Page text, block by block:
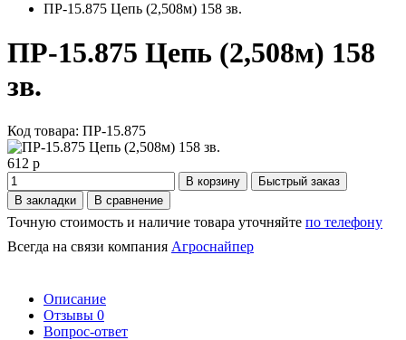
ПР-15.875 Цепь (2,508м) 158 зв.
ПР-15.875 Цепь (2,508м) 158
зв.
Код товара: ПР-15.875
612 р
В корзину
Быстрый заказ
В закладки
В сравнение
Точную стоимость и наличие товара уточняйте по телефону
Всегда на связи компания Агроснайпер
Описание
Отзывы 0
Вопрос-ответ